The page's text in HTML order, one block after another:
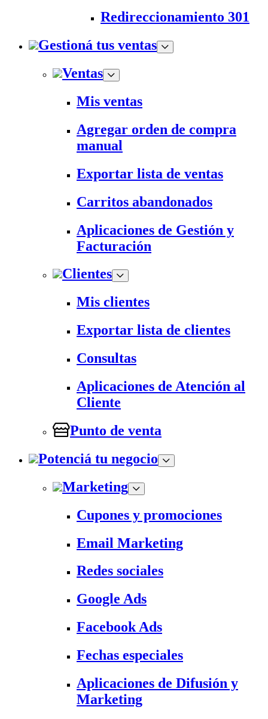
Redireccionamiento 301
Gestioná tus ventas
Ventas
Mis ventas
Agregar orden de compra
manual
Exportar lista de ventas
Carritos abandonados
Aplicaciones de Gestión y
Facturación
Clientes
Mis clientes
Exportar lista de clientes
Consultas
Aplicaciones de Atención al
Cliente
Punto de venta
Potenciá tu negocio
Marketing
Cupones y promociones
Email Marketing
Redes sociales
Google Ads
Facebook Ads
Fechas especiales
Aplicaciones de Difusión y
Marketing